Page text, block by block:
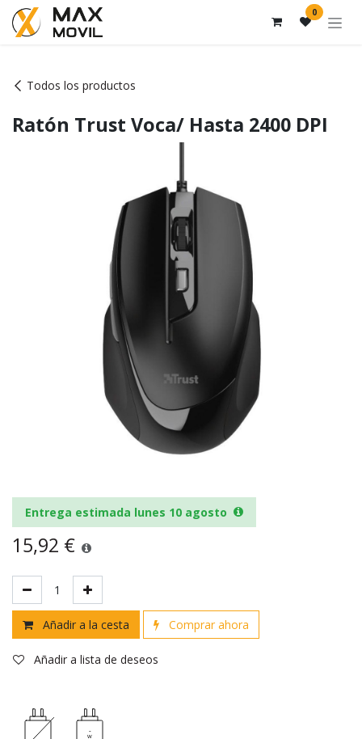
Ir al contenido 0
Todos los productos
Ratón Trust Voca/ Hasta 2400 DPI
Entrega estimada lunes 10 agosto
15,92 €
Añadir a la cesta Comprar ahora
Añadir a lista de deseos